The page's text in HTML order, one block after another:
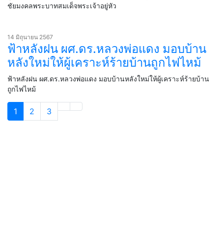
ชัยมงคลพระบาทสมเด็จพระเจ้าอยู่หัว
14 มิถุนายน 2567
ฟ้าหลังฝน ผศ.ดร.หลวงพ่อแดง มอบบ้าน
หลังใหม่ให้ผู้เคราะห์ร้ายบ้านถูกไฟไหม้
ฟ้าหลังฝน ผศ.ดร.หลวงพ่อแดง มอบบ้านหลังใหม่ให้ผู้เคราะห์ร้ายบ้าน
ถูกไฟไหม้
1 2 3